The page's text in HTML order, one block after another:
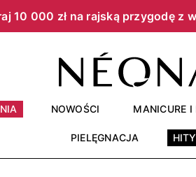
10 000 zł na rajską przygodę z
NOWOŚCI MANICURE I
PIELĘGNACJA